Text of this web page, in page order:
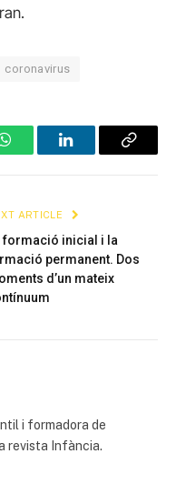
coronavirus
WhatsAppLinkedInCopy
ARTICLE
formació inicial i la
permanent. Dos
d’un mateix
i formadora de
revista Infància.